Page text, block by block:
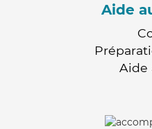
Aide
Aide